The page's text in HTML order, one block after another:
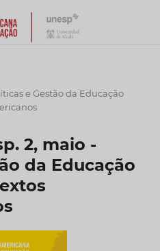
e Gestão da Educação
2, maio -
da Educação